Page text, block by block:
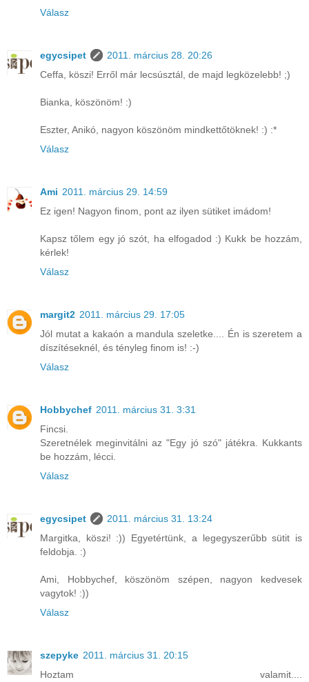
Válasz
egycsipet
2011. március 28. 20:26
Ceffa, köszi! Erről már lecsúsztál, de majd legközelebb! ;)
Bianka, köszönöm! :)
Eszter, Anikó, nagyon köszönöm mindkettőtöknek! :) :*
Válasz
Ami 2011. március 29. 14:59
Ez igen! Nagyon finom, pont az ilyen sütiket imádom!
Kapsz tőlem egy jó szót, ha elfogadod :) Kukk be hozzám,
kérlek!
Válasz
margit2 2011. március 29. 17:05
Jól mutat a kakaón a mandula szeletke.... Én is szeretem a
díszítéseknél, és tényleg finom is! :-)
Válasz
Hobbychef 2011. március 31. 3:31
Fincsi.
Szeretnélek meginvitálni az "Egy jó szó" játékra. Kukkants
be hozzám, lécci.
Válasz
egycsipet
2011. március 31. 13:24
Margitka, köszi! :)) Egyetértünk, a legegyszerűbb sütit is
feldobja. :)
Ami, Hobbychef, köszönöm szépen, nagyon kedvesek
vagytok! :))
Válasz
szepyke 2011. március 31. 20:15
Hoztam valamit....